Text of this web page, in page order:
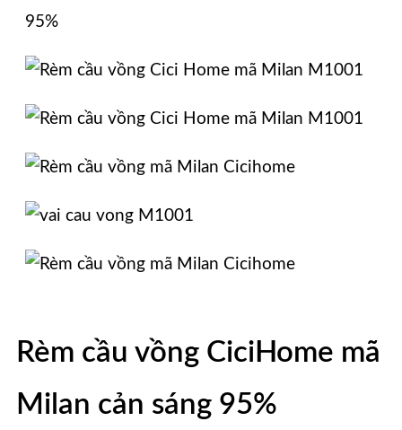
Rèm cầu vồng CiciHome mã
Milan cản sáng 95%